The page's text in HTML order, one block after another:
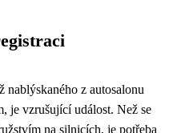
nablýskaného z autosalonu
je vzrušující událost. Než se
na silnicích, je potřeba